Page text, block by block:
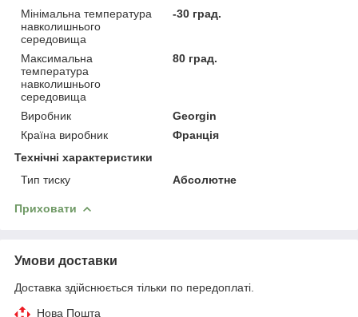
Мінімальна температура
навколишнього
середовища
-30 град.
Максимальна
температура
навколишнього
середовища
80 град.
Виробник
Georgin
Країна виробник
Франція
Технічні характеристики
Тип тиску
Абсолютне
Приховати
Умови доставки
Доставка здійснюється тільки по передоплаті.
Нова Пошта